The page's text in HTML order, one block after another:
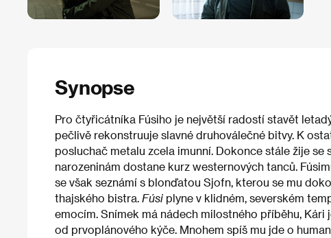
Synopse
Pro čtyřicátníka Fúsiho je největší radostí stavět
pečlivě rekonstruuje slavné druhoválečné bitvy. K
posluchač metalu zcela imunní. Dokonce stále žije
narozeninám dostane kurz westernových tanců.
se však seznámí s blonďatou Sjofn, kterou se mu
thajského bistra. Fúsi plyne v klidném, severském
emocím. Snímek má nádech milostného příběhu,
od prvoplánového kýče. Mnohem spíš mu jde o